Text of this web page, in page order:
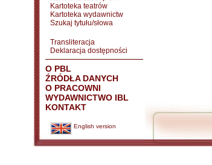
Kartoteka teatrów
Kartoteka wydawnictw
Szukaj tytułu/słowa
Transliteracja
Deklaracja dostępności
O PBL
ŹRÓDŁA DANYCH
O PRACOWNI
WYDAWNICTWO IBL
KONTAKT
English version